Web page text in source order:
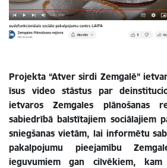
Projekta “Atver sirdi Zemgalē”
īsus video stāstus par
ietvaros Zemgales plānošanas
sabiedrībā balstītajiem sociālajiem
sniegšanas vietām, lai informētu
pakalpojumu pieejamību
ieguvumiem gan cilvēkiem,